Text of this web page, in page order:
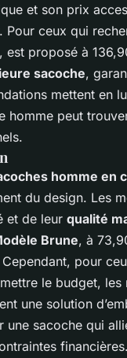
et son prix
Pour ceux qui
est proposé à
sacoche,
mettent en
homme peut
homme en
du design. Les
et de leur qualité
Brune, à
pour
le budget,
une solution
une sacoche qui